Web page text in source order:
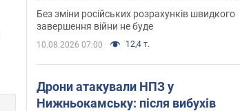
думку. Інтерв’ю з Веселовським
Без зміни російських розрахунків швидкого
завершення війни не буде
10.08.2026 07:00 12,4 т.
Дрони атакували НПЗ у
Нижньокамську: після вибухів